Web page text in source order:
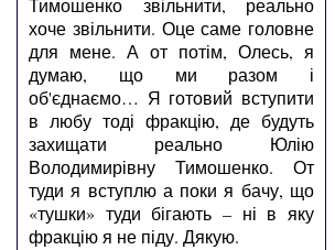
Тимошенко звільнити, реально
хоче звільнити. Оце саме головне
для мене. А от потім, Олесь, я
думаю, що ми разом і
об'єднаємо… Я готовий вступити
в любу тоді фракцію, де будуть
захищати реально Юлію
Володимирівну Тимошенко. От
туди я вступлю а поки я бачу, що
«тушки» туди бігають – ні в яку
фракцію я не піду. Дякую.